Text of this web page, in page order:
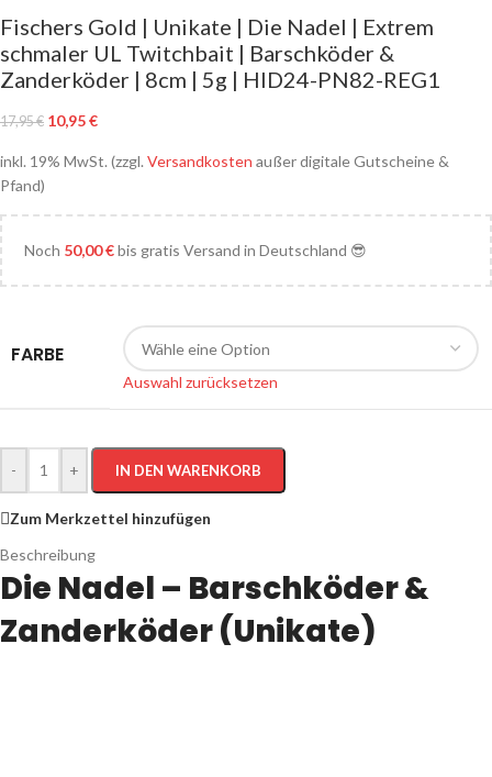
Fischers Gold | Unikate | Die Nadel | Extrem
schmaler UL Twitchbait | Barschköder &
Zanderköder | 8cm | 5g | HID24-PN82-REG1
17,95€ 10,95€
inkl. 19% MwSt. (zzgl. Versandkosten außer digitale Gutscheine &
Pfand)
Noch 50,00€bis gratis Versand in Deutschland 😎
FARBE
Auswahl zurücksetzen
- + IN DEN WARENKORB
Zum Merkzettel hinzufügen
Beschreibung
Die Nadel – Barschköder &
Zanderköder (Unikate)